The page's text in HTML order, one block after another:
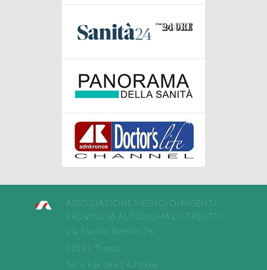
ASSOCIAZIONE MEDICI DIRIGENTI
PROVINCIA AUTONOMA DI TRENTO
Via Marino Stenico, 26
38121 Trento
Tel. e Fax 0461 421536